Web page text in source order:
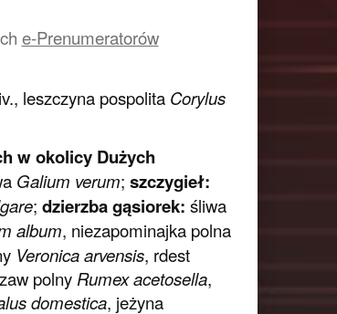
e-Prenumeratorów
leszczyna pospolita Corylus
w okolicy Dużych
Galium verum; szczygieł:
; dzierzba gąsiorek: śliwa
album, niezapominajka polna
Veronica arvensis, rdest
polny Rumex acetosella,
domestica, jeżyna